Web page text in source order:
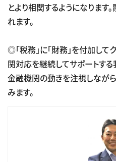
とより相関するようになりま
れます。
◎「税務」に「財務」を付加して
関対応を継続してサポートする
金融機関の動きを注視しながら
みます。